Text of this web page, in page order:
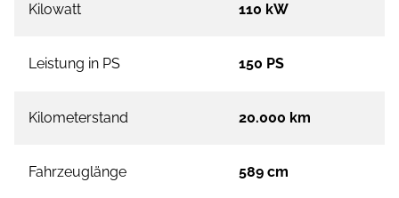
Kilowatt 110 kW
Leistung in PS 150 PS
Kilometerstand 20.000 km
Fahrzeuglänge 589 cm